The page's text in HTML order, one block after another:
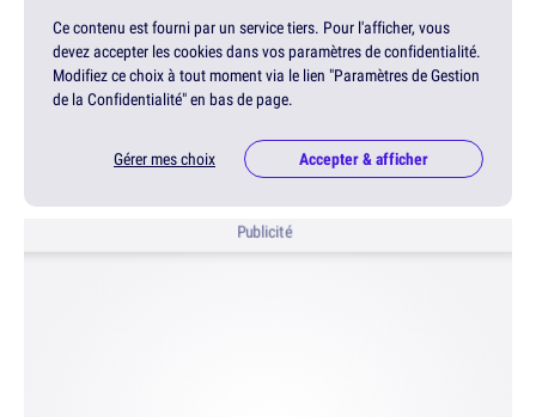
Ce contenu est fourni par un service tiers. Pour l'afficher, vous
devez accepter les cookies dans vos paramètres de confidentialité.
Modifiez ce choix à tout moment via le lien "Paramètres de Gestion
de la Confidentialité" en bas de page.
Gérer mes choix Accepter & afficher
Publicité